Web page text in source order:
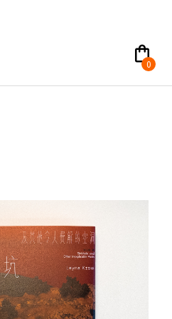
shopping_bag
0